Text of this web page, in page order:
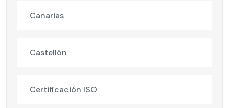
Canarias
Castellón
Certificación ISO